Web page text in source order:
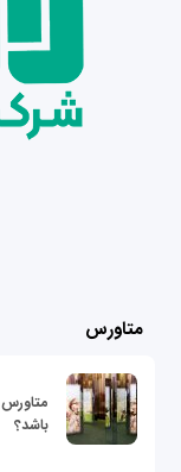
متاورس
باشد؟